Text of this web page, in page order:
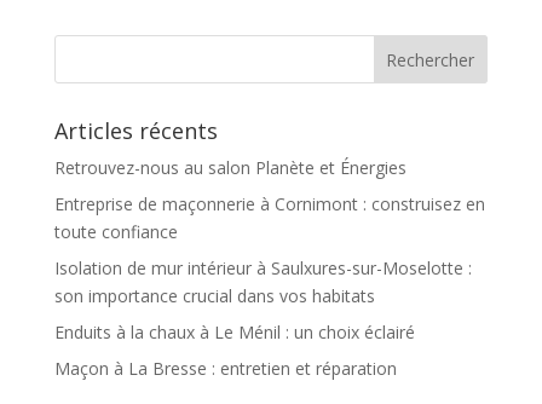
Articles récents
Retrouvez-nous au salon Planète et Énergies
Entreprise de maçonnerie à Cornimont : construisez en
toute confiance
Isolation de mur intérieur à Saulxures-sur-Moselotte :
son importance crucial dans vos habitats
Enduits à la chaux à Le Ménil : un choix éclairé
Maçon à La Bresse : entretien et réparation